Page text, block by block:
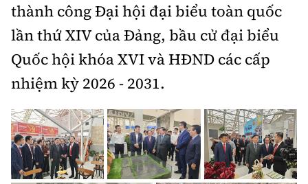
thành công Đại hội đại biểu toàn quốc
lần thứ XIV của Đảng, bầu cử đại biểu
Quốc hội khóa XVI và HĐND các cấp
nhiệm kỳ 2026 - 2031.